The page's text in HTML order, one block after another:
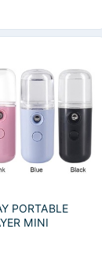
WAJAH
WAJAH
ALAT
PORTABLE
MINI